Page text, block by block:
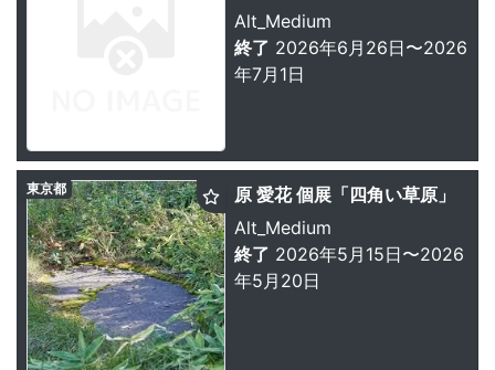
Alt_Medium
終了 2026年6月26日〜2026
年7月1日
原 愛花 個展「四角い草原」
Alt_Medium
終了 2026年5月15日〜2026
年5月20日
東京都